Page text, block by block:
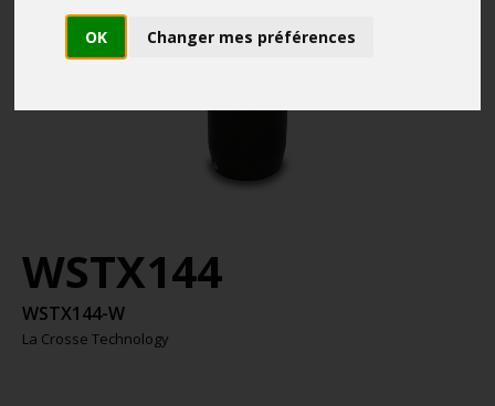
OK Changer mes préférences
WSTX144
WSTX144-W
La Crosse Technology